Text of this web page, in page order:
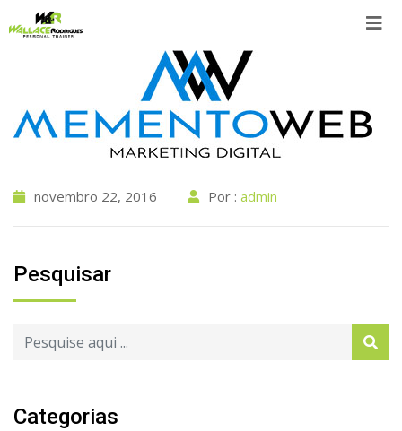
to
novembro 22, 2016 Por : admin
Pesquisar
Categorias